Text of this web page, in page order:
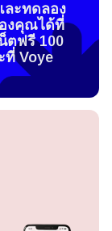
ละทดลอง
งคุณได้ที่
ตฟรี 100
ที่ Voye